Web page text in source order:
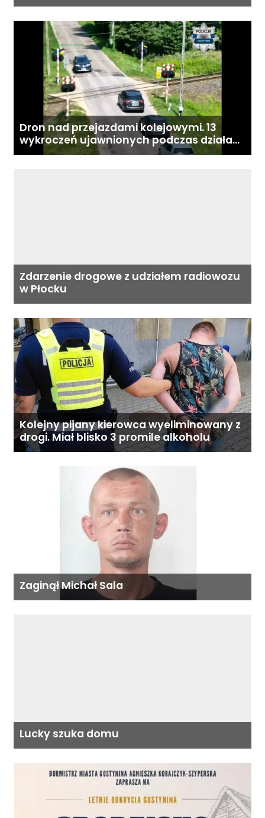
Dron nad przejazdami kolejowymi. 13
wykroczeń ujawnionych podczas działań
„Bezpieczny przejazd kolejowy”
Zdarzenie drogowe z udziałem radiowozu
w Płocku
Kolejny pijany kierowca wyeliminowany z
drogi. Miał blisko 3 promile alkoholu
Zaginął Michał Sala
Lucky szuka domu